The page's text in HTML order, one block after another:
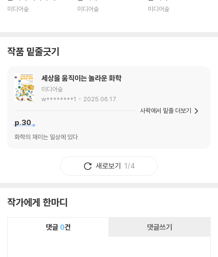
미디어숲 미디어숲 미디어숲
작품 밑줄긋기
세상을 움직이는 놀라운 화학
미디어숲
w********1
2025.06.17.
p.30
화학의 재미는 일상에 있다
사락에서 밑줄 더보기
새로보기 1/4
작가에게 한마디
댓글 0건 댓글쓰기